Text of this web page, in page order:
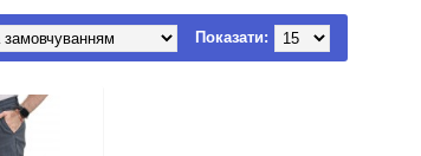
Показати: